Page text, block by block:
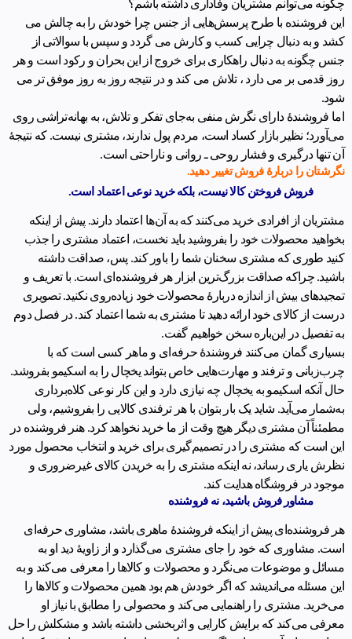
چگونه می‌توانم مشتریان وفاداری داشته باشم؟
این فروشنده با طرح پرسش‌هایی از جنس چرا خودش را به چالش می
کشد و به دنبال چرایی کسب و کارش می گردد و سپس با سوالاتی از
جنس چگونه به دنبال راهکاری برای خروج از این بحران و رکود است و هر
روز قدمی بر می دارد ، تلاش می کند و در نتیجه روز به روز موفق تر می
شود.
اما فروشندۀ دارای نگرش منفی به‌جای تفکر و تلاش، به بهانه‌تراشی روی
می‌آورد؛ نظیر بازار کساد است، مردم پول ندارند، مشتری نیست. که نتیجۀ
آن تنها درگیری و فشار روحی ـ روانی و ناراحتی است.
نگرشتان را دربارۀ فروش تغییر دهید.
فروش فروختن کالا نیست، بلکه خرید نوعی اعتماد است.
مشتریان از افرادی خرید می‌کنند که به آن‌ها اعتماد دارند. پیش از اینکه
بخواهید محصولات خود را بفروشید باید نخست، اعتماد مشتری را جذب
کنید طوری که مشتری سخنان شما را باور کند. پس، صداقت داشته
باشید. چراکه صداقت بزرگ‌ترین ابزار هر فروشنده‌ای است. با تعریف و
تمجیدهای بیش‌ از اندازه دربارۀ محصولات خود زیاده‌روی نکنید. تصویری
درست از کالای خود ارائه دهید تا مشتری به شما اعتماد کند. در فصل دوم
به تفصیل در این‌باره سخن خواهیم گفت.
بسیاری گمان می‌کنند فروشندۀ حرفه‌ای و ماهر کسی است که با
چرب‌زبانی و ترفند و مهارت‌هایی خاص بتواند یخچال را به اسکیمو بفروشد.
حال آنکه اسکیمو به یخچال چه نیازی دارد و این کار نوعی کلاه‌برداری
به‌شمار می‌آید. شاید یک بار بتوان با هر ترفندی کالایی را بفروشیم، ولی
مطمئناً آن مشتری دیگر هیچ وقت از ما خرید نخواهد کرد. هنر فروشنده در
این است که مشتری را در تصمیم‌گیری برای خرید و انتخاب محصول مورد
نظرش یاری رساند، نه اینکه مشتری را به خریدن‌ کالای غیرضروری و
موجود در فروشگاه هدایت کند.
مشاور فروش باشید، نه فروشنده
هر فروشنده‌ای پیش از اینکه فروشندۀ ماهری باشد، مشاوری حرفه‌ای
است. مشاوری که خود را جای مشتری می‌گذارد و از زاویۀ دید او به
مسائل و موضوعات می‌نگرد و محصولات و کالاها را معرفی می‌کند و به
این مسئله می‌اندیشد که اگر خودش هم بود همین محصولات و کالا‌ها را
می‌خرید. مشتری را راهنمایی می‌کند و محصولی را مطابق با نیاز او
معرفی می‌کند که برایش کارایی و اثربخشی داشته باشد و مشکلش را حل